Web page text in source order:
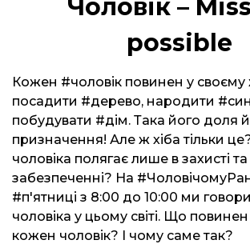
Чоловік –
possible
Кожен #чоловік повинен у своєму
посадити #дерево, народити
побудувати #дім. Така його доля й
призначення! Але ж хіба тільки
чоловіка полягає лише в захисті та
забезпеченні? На
#п'ятниці з 8:00 до 10:00 ми
чоловіка у цьому світі. Що
кожен чоловік? І чому саме так?